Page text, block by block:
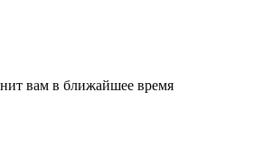
вам в ближайшее время